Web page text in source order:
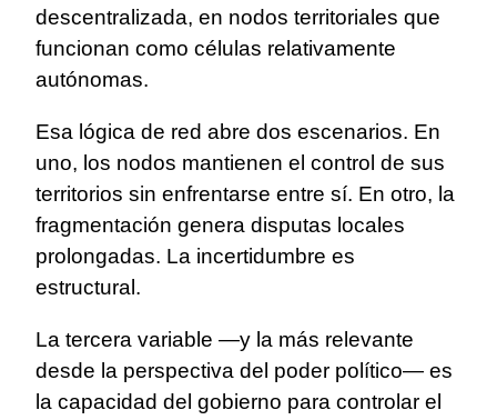
descentralizada, en nodos territoriales que
funcionan como células relativamente
autónomas.
Esa lógica de red abre dos escenarios. En
uno, los nodos mantienen el control de sus
territorios sin enfrentarse entre sí. En otro, la
fragmentación genera disputas locales
prolongadas. La incertidumbre es
estructural.
La tercera variable —y la más relevante
desde la perspectiva del poder político— es
la capacidad del gobierno para controlar el